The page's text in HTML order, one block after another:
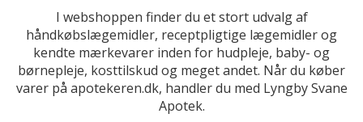
I webshoppen finder du et stort udvalg af
håndkøbslægemidler, receptpligtige lægemidler og
kendte mærkevarer inden for hudpleje, baby- og
børnepleje, kosttilskud og meget andet. Når du køber
varer på apotekeren.dk, handler du med Lyngby Svane
Apotek.